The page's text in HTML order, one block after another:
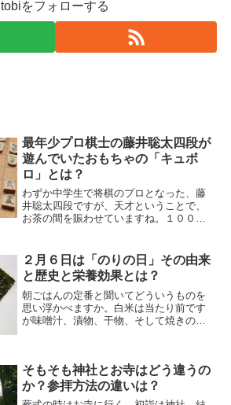
tobiをフォローする
最年少プロ棋士の藤井聡太四段が
遊んでいたおもちゃの「キュボ
ロ」とは？
わずか中学生で将棋のプロとなった、藤
井聡太四段ですが、天才ということで、
お茶の間を賑わせていますね。１００年
しょうか？もし、将棋が大好きでこれか
ら子供が生まれるかたで、...
２月６日は「のりの日」その由来
と歴史と栄養効果とは？
朝ごはんの定番と聞いてどういうものを
思い浮かべますか。白米は当たり前です
が味噌汁、漬物、干物、そして焼きのり
色々ありますが定番と言えば...
そもそも神社とお寺はどう違うの
か？参拝方法の違いは？